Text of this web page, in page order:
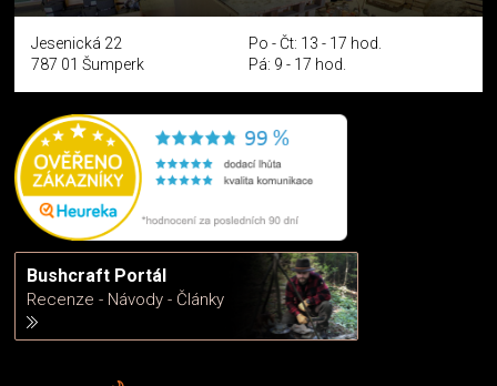
Jesenická 22
787 01 Šumperk
Po - Čt: 13 - 17 hod.
Pá: 9 - 17 hod.
Bushcraft Portál
Recenze - Návody - Články